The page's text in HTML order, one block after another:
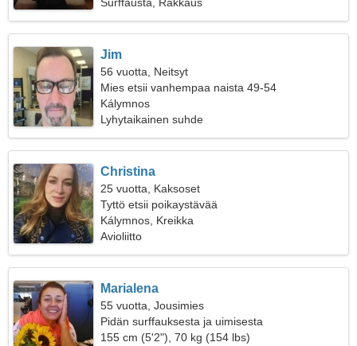
Jim
56 vuotta, Neitsyt
Mies etsii vanhempaa naista 49-54
Kálymnos
Lyhytaikainen suhde
Christina
25 vuotta, Kaksoset
Tyttö etsii poikaystävää
Kálymnos, Kreikka
Avioliitto
Marialena
55 vuotta, Jousimies
Pidän surffauksesta ja uimisesta
155 cm (5'2"), 70 kg (154 lbs)